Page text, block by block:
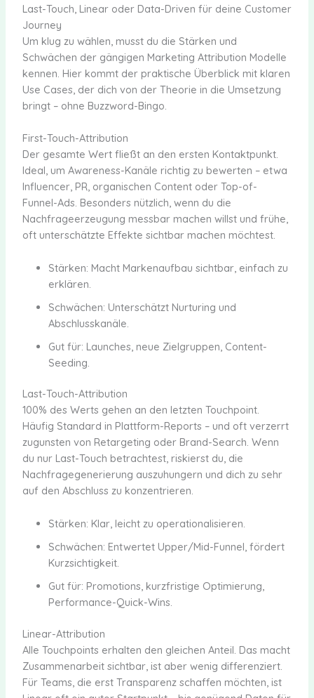
Last-Touch, Linear oder Data-Driven für deine Customer
Journey
Um klug zu wählen, musst du die Stärken und
Schwächen der gängigen Marketing Attribution Modelle
kennen. Hier kommt der praktische Überblick mit klaren
Use Cases, der dich von der Theorie in die Umsetzung
bringt – ohne Buzzword-Bingo.
First-Touch-Attribution
Der gesamte Wert fließt an den ersten Kontaktpunkt.
Ideal, um Awareness-Kanäle richtig zu bewerten – etwa
Influencer, PR, organischen Content oder Top-of-
Funnel-Ads. Besonders nützlich, wenn du die
Nachfrageerzeugung messbar machen willst und frühe,
oft unterschätzte Effekte sichtbar machen möchtest.
Stärken: Macht Markenaufbau sichtbar, einfach zu
erklären.
Schwächen: Unterschätzt Nurturing und
Abschlusskanäle.
Gut für: Launches, neue Zielgruppen, Content-
Seeding.
Last-Touch-Attribution
100% des Werts gehen an den letzten Touchpoint.
Häufig Standard in Plattform-Reports – und oft verzerrt
zugunsten von Retargeting oder Brand-Search. Wenn
du nur Last-Touch betrachtest, riskierst du, die
Nachfragegenerierung auszuhungern und dich zu sehr
auf den Abschluss zu konzentrieren.
Stärken: Klar, leicht zu operationalisieren.
Schwächen: Entwertet Upper/Mid-Funnel, fördert
Kurzsichtigkeit.
Gut für: Promotions, kurzfristige Optimierung,
Performance-Quick-Wins.
Linear-Attribution
Alle Touchpoints erhalten den gleichen Anteil. Das macht
Zusammenarbeit sichtbar, ist aber wenig differenziert.
Für Teams, die erst Transparenz schaffen möchten, ist